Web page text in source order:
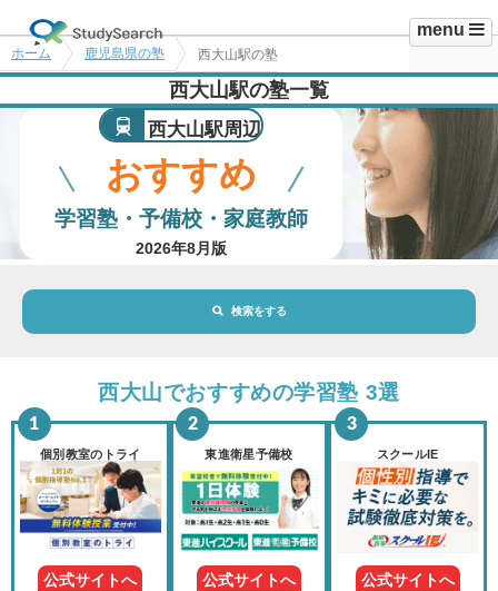
menu
ホーム 鹿児島県の塾 西大山駅の塾
西大山駅の塾一覧
西大山駅周辺
おすすめ
学習塾・予備校・家庭教師
2026年8月版
検索をする
地域・駅 西大山駅
選択されていません
市区町村 選択されていません 変更
現在の
学年
西大山でおすすめの学習塾 3選
個別教室のトライ
公式サイトへ
東進衛星予備校
公式サイトへ
スクールIE
公式サイトへ